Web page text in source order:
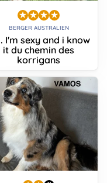
BERGER AUSTRALIEN
I'm sexy and i know
it du chemin des
korrigans